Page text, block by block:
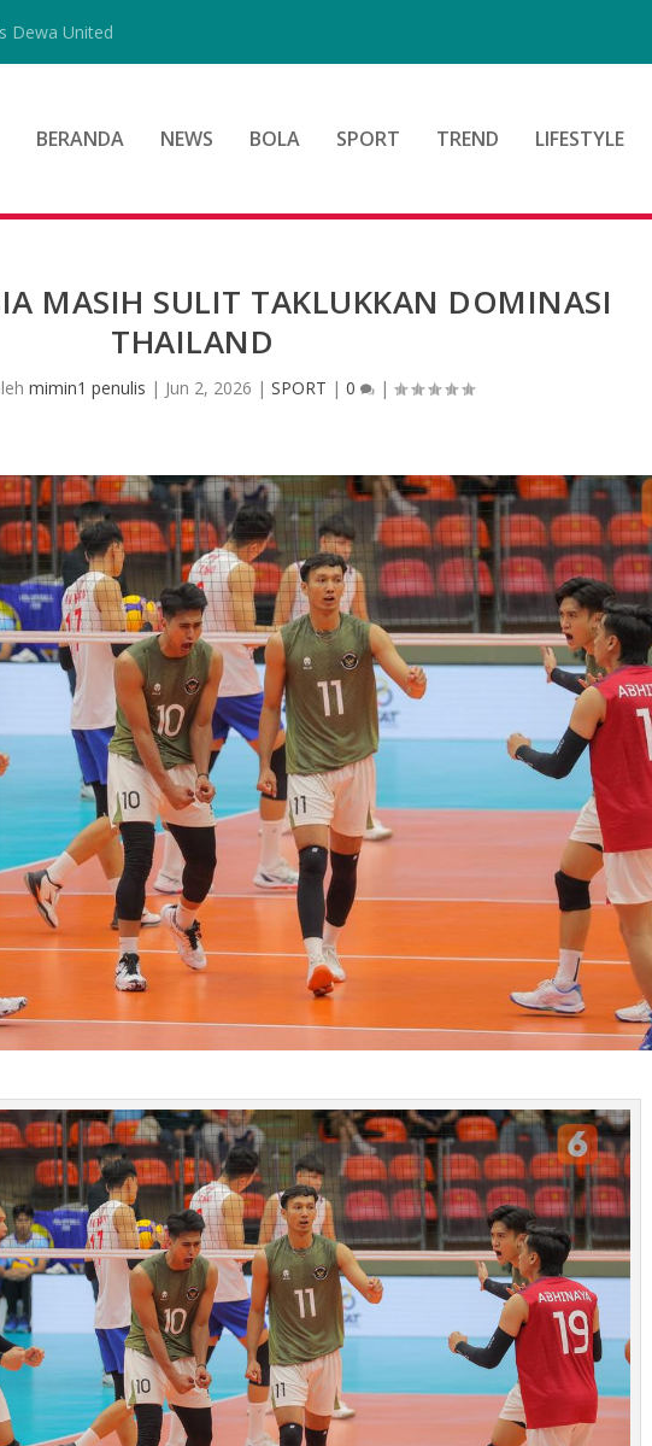
Dewa United
BERANDA NEWS BOLA SPORT TREND LIFESTYLE
MASIH SULIT TAKLUKKAN DOMINASI
THAILAND
mimin1 penulis | Jun 2, 2026 |SPORT |0 |